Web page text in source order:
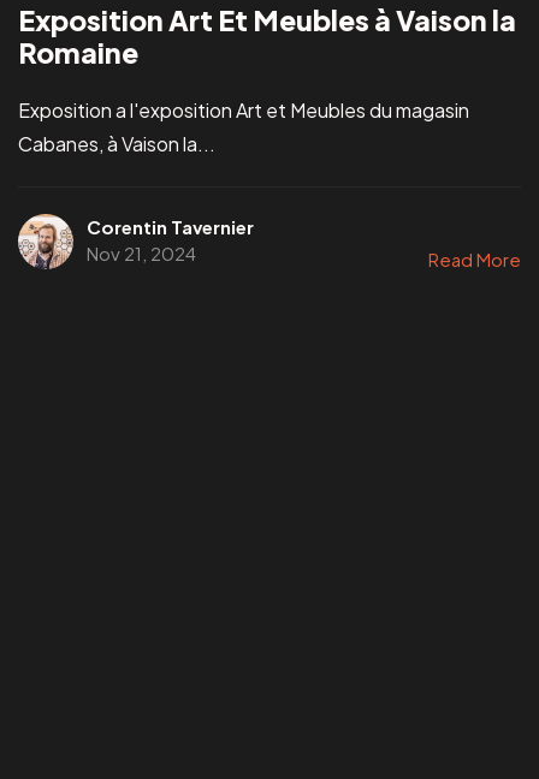
Exposition Art Et Meubles à Vaison la
Romaine
Exposition a l'exposition Art et Meubles du magasin
Cabanes, à Vaison la...
Corentin Tavernier
Nov 21, 2024
Read More